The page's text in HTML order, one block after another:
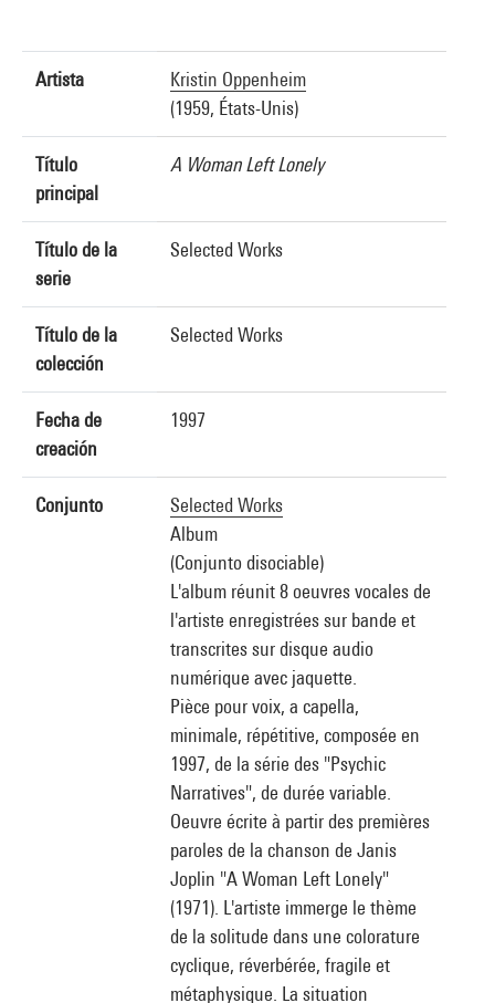
Artista
Kristin Oppenheim
(1959, États-Unis)
Título
principal
A Woman Left Lonely
Título de la
serie
Selected Works
Título de la
colección
Selected Works
Fecha de
creación
1997
Conjunto
Selected Works
Album
(Conjunto disociable)
L'album réunit 8 oeuvres vocales de
l'artiste enregistrées sur bande et
transcrites sur disque audio
numérique avec jaquette.
Pièce pour voix, a capella,
minimale, répétitive, composée en
1997, de la série des "Psychic
Narratives", de durée variable.
Oeuvre écrite à partir des premières
paroles de la chanson de Janis
Joplin "A Woman Left Lonely"
(1971). L'artiste immerge le thème
de la solitude dans une colorature
cyclique, réverbérée, fragile et
métaphysique. La situation